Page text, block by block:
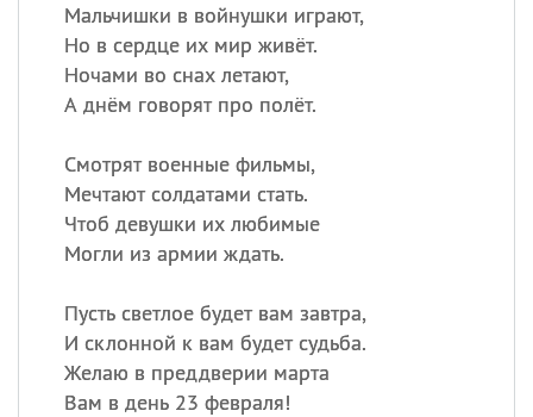
Мальчишки в войнушки играют,
Но в сердце их мир живёт.
Ночами во снах летают,
А днём говорят про полёт.
Смотрят военные фильмы,
Мечтают солдатами стать.
Чтоб девушки их любимые
Могли из армии ждать.
Пусть светлое будет вам завтра,
И склонной к вам будет судьба.
Желаю в преддверии марта
Вам в день 23 февраля!